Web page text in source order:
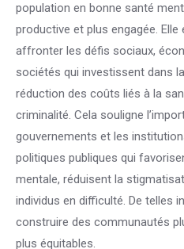
population en bonne santé
productive et plus engagée.
affronter les défis sociaux,
sociétés qui investissent dans
réduction des coûts liés à la
criminalité. Cela souligne
gouvernements et les
politiques publiques qui
mentale, réduisent la
individus en difficulté. De telles
construire des communautés
plus équitables.